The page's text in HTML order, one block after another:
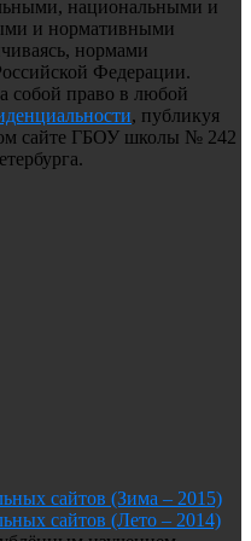
национальными и
и нормативными
нормами
Федерации.
собой право в любой
, публикуя
сайте ГБОУ школы № 242